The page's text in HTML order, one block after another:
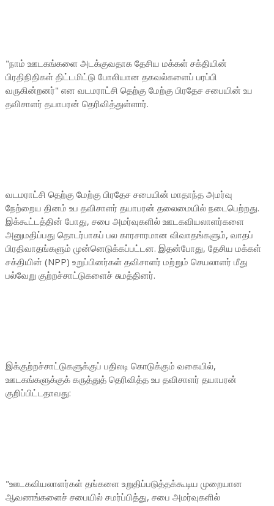
"நாம் ஊடகங்களை அடக்குவதாக தேசிய மக்கள் சக்தியின்
பிரதிநிதிகள் திட்டமிட்டு போலியான தகவல்களைப் பரப்பி
வருகின்றனர்" என வடமராட்சி தெற்கு மேற்கு பிரதேச சபையின் உப
தவிசாளர் தயாபரன் தெரிவித்துள்ளார்.
வடமராட்சி தெற்கு மேற்கு பிரதேச சபையின் மாதாந்த அமர்வு
நேற்றைய தினம் உப தவிசாளர் தயாபரன் தலைமையில் நடைபெற்றது.
இக்கூட்டத்தின் போது, சபை அமர்வுகளில் ஊடகவியலாளர்களை
அனுமதிப்பது தொடர்பாகப் பல காரசாரமான விவாதங்களும், வாதப்
பிரதிவாதங்களும் முன்னெடுக்கப்பட்டன. இதன்போது, தேசிய மக்கள்
சக்தியின் (NPP) உறுப்பினர்கள் தவிசாளர் மற்றும் செயலாளர் மீது
பல்வேறு குற்றச்சாட்டுகளைச் சுமத்தினர்.
இக்குற்றச்சாட்டுகளுக்குப் பதிலடி கொடுக்கும் வகையில்,
ஊடகங்களுக்குக் கருத்துத் தெரிவித்த உப தவிசாளர் தயாபரன்
குறிப்பிட்டதாவது:
"ஊடகவியலாளர்கள் தங்களை உறுதிப்படுத்தக்கூடிய முறையான
ஆவணங்களைச் சபையில் சமர்ப்பித்து, சபை அமர்வுகளில்